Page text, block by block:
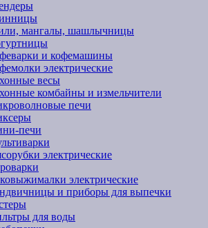
мангалы, шашлычницы
и кофемашины
электрические
весы
комбайны и измельчители
печи
печи
электрические
электрические
и приборы для выпечки
для воды